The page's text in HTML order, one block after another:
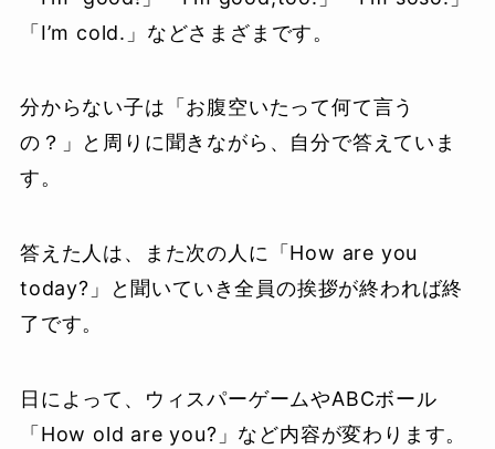
「I’m cold.」などさまざまです。
分からない子は「お腹空いたって何て言う
の？」と周りに聞きながら、自分で答えていま
す。
答えた人は、また次の人に「How are you
today?」と聞いていき全員の挨拶が終われば終
了です。
日によって、ウィスパーゲームやABCボール
「How old are you?」など内容が変わります。